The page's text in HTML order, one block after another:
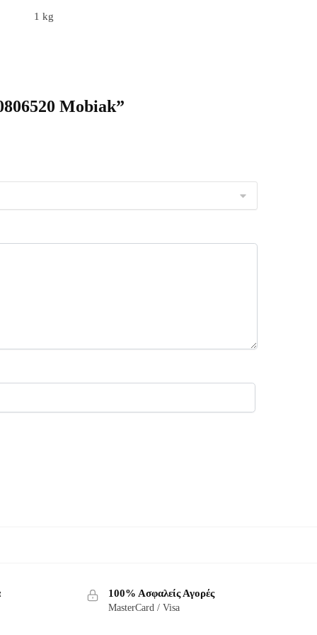
1 kg
Mobiak”
100% Ασφαλείς Αγορές
MasterCard / Visa